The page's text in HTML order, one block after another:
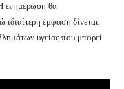
ενημέρωση θα
έμφαση δίνεται
υγείας που μπορεί